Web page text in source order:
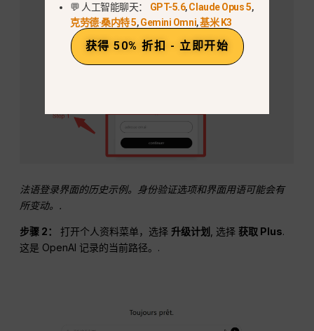
法语登录界面的历史示例。身份验证选项和界面用语可能会有
所变动。.
步骤 2： 打开个人资料菜单，选择升级计划 , 选择获取 Plus.
这是 OpenAI 记录的当前路径。.
💬 人工智能聊天： GPT-5.6,Claude Opus 5,
克劳德·桑内特 5,Gemini Omni,基米 K3
获得 50% 折扣 - 立即开始